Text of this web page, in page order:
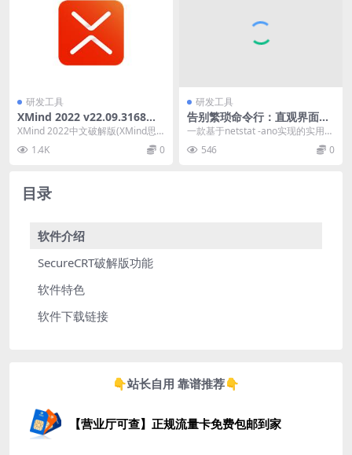
研发工具
XMind 2022 v22.09.3168绿
色版
XMind 2022中文破解版(XMind思
维导图2022)是一款风靡全球的头
脑... 1.4K 0
研发工具
告别繁琐命令行：直观界面帮
你高效管理端口和进程！
一款基于netstat -ano实现的实用小
工具，它能够帮助用户快速找到占
用特定...
546 0
目录
软件介绍
SecureCRT破解版功能
软件特色
软件下载链接
👇站长自用 靠谱推荐👇
【营业厅可查】正规流量卡免费包邮到家